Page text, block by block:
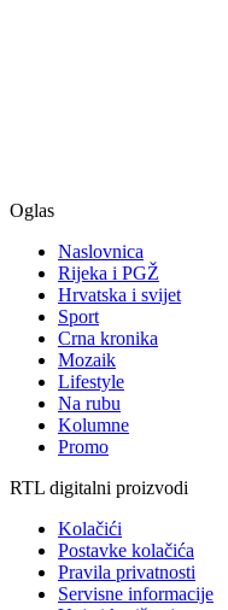
Oglas
Naslovnica
Rijeka i PGŽ
Hrvatska i svijet
Sport
Crna kronika
Mozaik
Lifestyle
Na rubu
Kolumne
Promo
RTL digitalni proizvodi
Kolačići
Postavke kolačića
Pravila privatnosti
Servisne informacije